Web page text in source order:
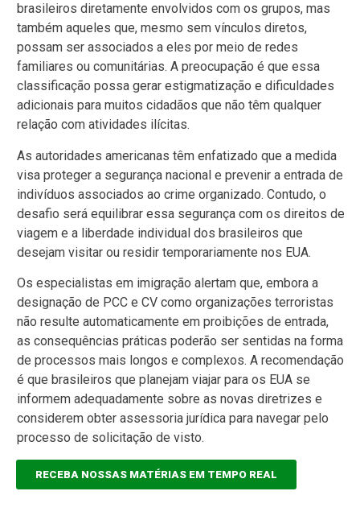
brasileiros diretamente envolvidos com os grupos, mas
também aqueles que, mesmo sem vínculos diretos,
possam ser associados a eles por meio de redes
familiares ou comunitárias. A preocupação é que essa
classificação possa gerar estigmatização e dificuldades
adicionais para muitos cidadãos que não têm qualquer
relação com atividades ilícitas.
As autoridades americanas têm enfatizado que a medida
visa proteger a segurança nacional e prevenir a entrada de
indivíduos associados ao crime organizado. Contudo, o
desafio será equilibrar essa segurança com os direitos de
viagem e a liberdade individual dos brasileiros que
desejam visitar ou residir temporariamente nos EUA.
Os especialistas em imigração alertam que, embora a
designação de PCC e CV como organizações terroristas
não resulte automaticamente em proibições de entrada,
as consequências práticas poderão ser sentidas na forma
de processos mais longos e complexos. A recomendação
é que brasileiros que planejam viajar para os EUA se
informem adequadamente sobre as novas diretrizes e
considerem obter assessoria jurídica para navegar pelo
processo de solicitação de visto.
RECEBA NOSSAS MATÉRIAS EM TEMPO REAL